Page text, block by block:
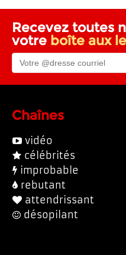
Recevez toutes
votre boîte aux
Chaînes
vidéo
célébrités
improbable
rebutant
attendrissant
désopilant